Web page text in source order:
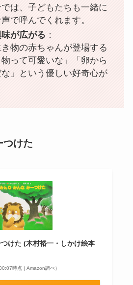
は、子どもたちも一緒に
で呼んでくれます。
が広がる ：
物の赤ちゃんが登場する
って可愛いな」「卵から
」という優しい好奇心が
つけた
けた (木村裕一・しかけ絵本
時点 | Amazon調べ）